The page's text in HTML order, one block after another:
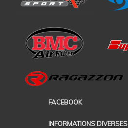
FACEBOOK
INFORMATIONS DIVERSES